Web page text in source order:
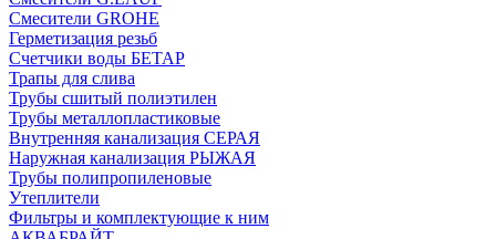
Смесители GROHE
Герметизация резьб
Счетчики воды БЕТАР
Трапы для слива
Трубы сшитый полиэтилен
Трубы металлопластиковые
Внутренняя канализация СЕРАЯ
Наружная канализация РЫЖАЯ
Трубы полипропиленовые
Утеплители
Фильтры и комплектующие к ним